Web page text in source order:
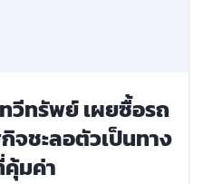
ทรัพย์ เผยซื้อรถ
จชะลอตัวเป็นทาง
มค่า